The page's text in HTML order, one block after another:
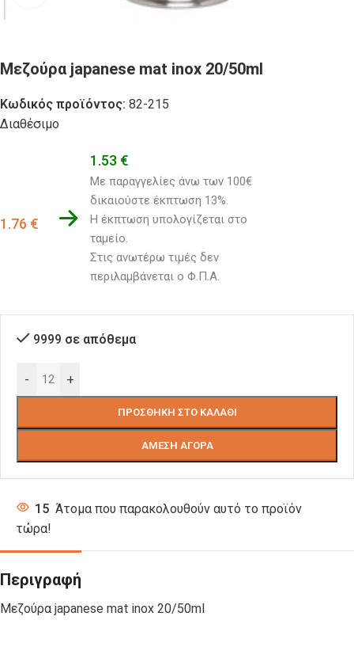
Μεζούρα japanese mat inox 20/50ml
Κωδικός προϊόντος: 82-215
Διαθέσιμο
1.76 €
1.53 €
Με παραγγελίες άνω των 100€
δικαιούστε έκπτωση 13%.
Η έκπτωση υπολογίζεται στο
ταμείο.
Στις ανωτέρω τιμές δεν
περιλαμβάνεται ο Φ.Π.Α.
9999 σε απόθεμα
- +
ΠΡΟΣΘΉΚΗ ΣΤΟ ΚΑΛΆΘΙ
ΆΜΕΣΗ ΑΓΟΡΆ
15 Άτομα που παρακολουθούν αυτό το προϊόν
τώρα!
Περιγραφή
Μεζούρα japanese mat inox 20/50ml